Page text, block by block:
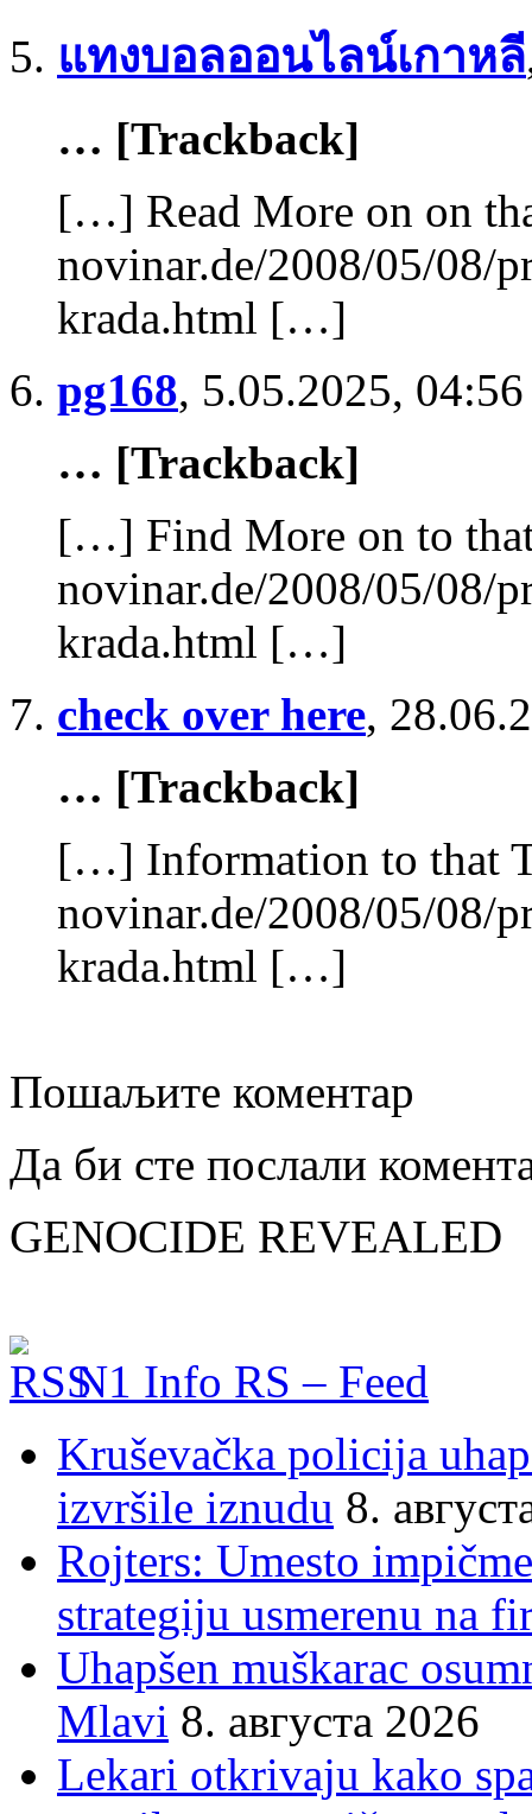
แทงบอลออนไลน์เกาหลี
… [Trackback]
[…] Read More on on
novinar.de/2008/05/08/
krada.html […]
pg168, 5.05.2025, 04:56
… [Trackback]
[…] Find More on to
novinar.de/2008/05/08/
krada.html […]
check over here,
… [Trackback]
[…] Information to that
novinar.de/2008/05/08/
krada.html […]
Пошаљите коментар
Да би сте послали
GENOCIDE REVEALED
N1 Info RS – Feed
Kruševačka policija
izvršile iznudu 8.
Rojters: Umesto
strategiju usmerenu na
Uhapšen muškarac
Mlavi 8. августа 2026
Lekari otkrivaju kako